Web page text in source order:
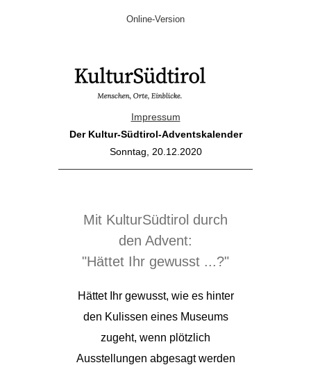
Online-Version
Impressum
Der Kultur-Südtirol-Adventskalender
Sonntag, 20.12.2020
Mit KulturSüdtirol durch
den Advent:
"Hättet Ihr gewusst ...?"
Hättet Ihr gewusst, wie es hinter
den Kulissen eines Museums
zugeht, wenn plötzlich
Ausstellungen abgesagt werden